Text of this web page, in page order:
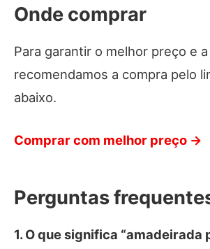
Onde comprar
Para garantir o melhor preço e
recomendamos a compra pelo
abaixo.
Comprar com melhor preço →
Perguntas
1. O que significa “amadeirada